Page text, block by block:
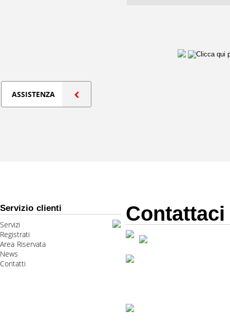
ASSISTENZA
Servizio clienti
Servizi
Registrati
Area Riservata
News
Contatti
Contattaci